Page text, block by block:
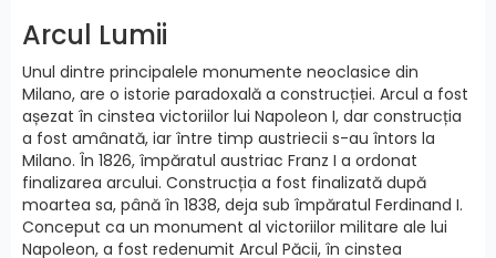
Arcul Lumii
Unul dintre principalele monumente neoclasice din
Milano, are o istorie paradoxală a construcției. Arcul a fost
așezat în cinstea victoriilor lui Napoleon I, dar construcția
a fost amânată, iar între timp austriecii s-au întors la
Milano. În 1826, împăratul austriac Franz I a ordonat
finalizarea arcului. Construcția a fost finalizată după
moartea sa, până în 1838, deja sub împăratul Ferdinand I.
Conceput ca un monument al victoriilor militare ale lui
Napoleon, a fost redenumit Arcul Păcii, în cinstea